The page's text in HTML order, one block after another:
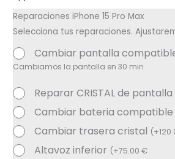
Reparaciones iPhone 15 Pro Max
Selecciona tus reparaciones.
Cambiar pantalla
Cambiamos la pantalla en 30 min
Reparar CRISTAL de
Cambiar bateria compatible
Cambiar trasera cristal (+
Altavoz inferior (+75.00€